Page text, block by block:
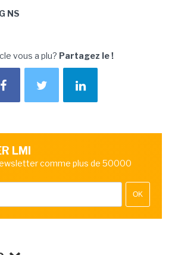
NS
vous a plu? Partagez le !
LMI
comme plus de 50000
OK